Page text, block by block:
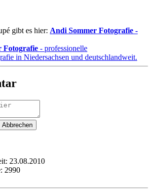
gibt es hier: Andi Sommer Fotografie -
Fotografie - professionelle
in Niedersachsen und deutschlandweit.
Abbrechen
23.08.2010
2990